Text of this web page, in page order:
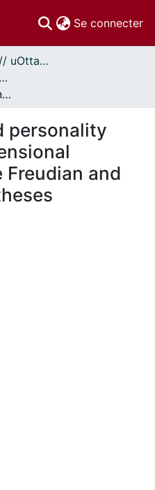
Se connecter
Thèses uOttawa // uOttawa Theses
Thèses, 1910 - 2010 // Theses, 1910 - 2010
Socialization and personality problems as dimensional constructs in the Freudian and Mowrerian hypotheses
personality
and